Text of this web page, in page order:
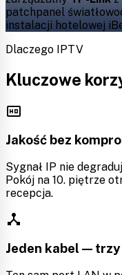
patchpanel
instalacji hotelowej
Dlaczego IPTV
Kluczowe
hd
Jakość bez
Sygnał IP nie
Pokój na 10. piętrze
recepcja.
device_hub
Jeden kabel — trzy